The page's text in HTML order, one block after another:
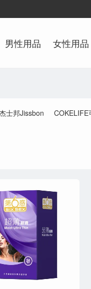
男性用品 女性用品
士邦Jissbon COKELIFE